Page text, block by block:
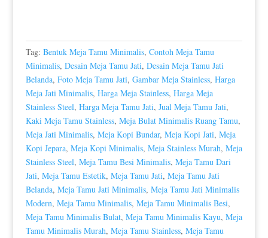
Tag: Bentuk Meja Tamu Minimalis, Contoh Meja Tamu
Minimalis, Desain Meja Tamu Jati, Desain Meja Tamu Jati
Belanda, Foto Meja Tamu Jati, Gambar Meja Stainless, Harga
Meja Jati Minimalis, Harga Meja Stainless, Harga Meja
Stainless Steel, Harga Meja Tamu Jati, Jual Meja Tamu Jati,
Kaki Meja Tamu Stainless, Meja Bulat Minimalis Ruang Tamu,
Meja Jati Minimalis, Meja Kopi Bundar, Meja Kopi Jati, Meja
Kopi Jepara, Meja Kopi Minimalis, Meja Stainless Murah, Meja
Stainless Steel, Meja Tamu Besi Minimalis, Meja Tamu Dari
Jati, Meja Tamu Estetik, Meja Tamu Jati, Meja Tamu Jati
Belanda, Meja Tamu Jati Minimalis, Meja Tamu Jati Minimalis
Modern, Meja Tamu Minimalis, Meja Tamu Minimalis Besi,
Meja Tamu Minimalis Bulat, Meja Tamu Minimalis Kayu, Meja
Tamu Minimalis Murah, Meja Tamu Stainless, Meja Tamu